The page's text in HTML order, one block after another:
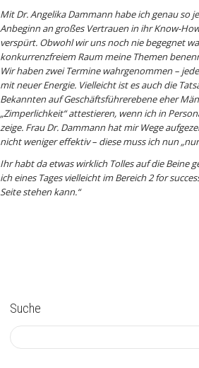
Mit Dr. Angelika Dammann habe ich genau so
Anbeginn an großes Vertrauen in ihr Know-
verspürt. Obwohl wir uns noch nie begegnet
konkurrenzfreiem Raum meine Themen
Wir haben zwei Termine wahrgenommen –
mit neuer Energie. Vielleicht ist es auch die
Bekannten auf Geschäftsführerebene eher
„Zimperlichkeit“ attestieren, wenn ich in
zeige. Frau Dr. Dammann hat mir Wege
nicht weniger effektiv – diese muss ich nun
Ihr habt da etwas wirklich Tolles auf die Beine
ich eines Tages vielleicht im Bereich 2 for
Seite stehen kann.“
Suche